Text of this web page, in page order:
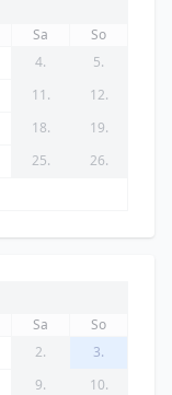
Sa
So
4.
5.
11.
12.
18.
19.
25.
26.
Sa
So
2.
3.
9.
10.